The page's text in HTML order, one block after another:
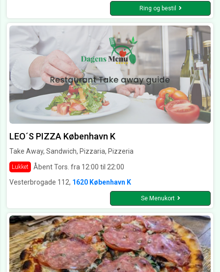
Ring og bestil
LEO´S PIZZA København K
Take Away, Sandwich, Pizzaria, Pizzeria
Lukket
Åbent Tors. fra 12:00 til 22:00
Vesterbrogade 112, 1620 København K
Se Menukort